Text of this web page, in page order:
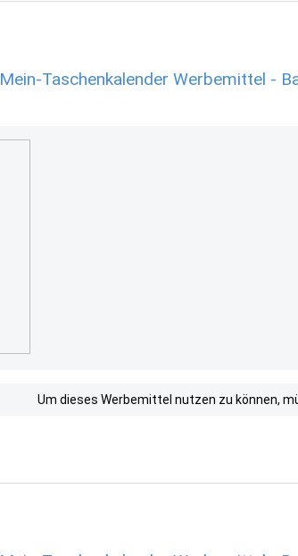
Mein-Taschenkalender Werbemittel -
Um dieses Werbemittel nutzen zu können,